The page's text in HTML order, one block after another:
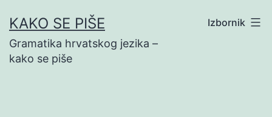
na
sadržaj
KAKO SE PIŠE
Gramatika hrvatskog jezika –
kako se piše
Izbornik